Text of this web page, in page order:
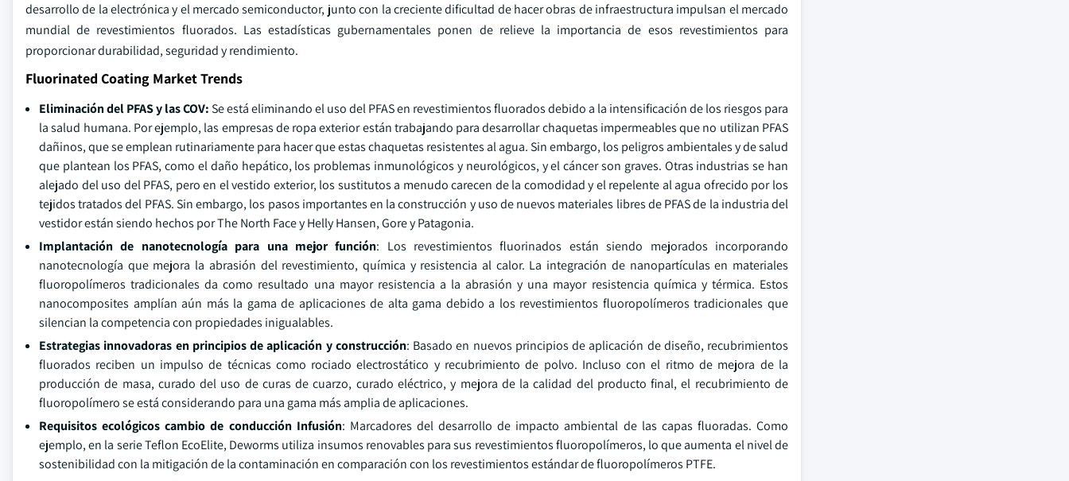
desarrollo de la electrónica y el mercado semiconductor, junto con la creciente dificultad de hacer obras de infraestructura impulsan el mercado
mundial de revestimientos fluorados. Las estadísticas gubernamentales ponen de relieve la importancia de esos revestimientos para
proporcionar durabilidad, seguridad y rendimiento.
Fluorinated Coating Market Trends
Eliminación del PFAS y las COV:Se está eliminando el uso del PFAS en revestimientos fluorados debido a la intensificación de los riesgos para
la salud humana. Por ejemplo, las empresas de ropa exterior están trabajando para desarrollar chaquetas impermeables que no utilizan PFAS
dañinos, que se emplean rutinariamente para hacer que estas chaquetas resistentes al agua. Sin embargo, los peligros ambientales y de salud
que plantean los PFAS, como el daño hepático, los problemas inmunológicos y neurológicos, y el cáncer son graves. Otras industrias se han
alejado del uso del PFAS, pero en el vestido exterior, los sustitutos a menudo carecen de la comodidad y el repelente al agua ofrecido por los
tejidos tratados del PFAS. Sin embargo, los pasos importantes en la construcción y uso de nuevos materiales libres de PFAS de la industria del
vestidor están siendo hechos por The North Face y Helly Hansen, Gore y Patagonia.
Implantación de nanotecnología para una mejor función: Los revestimientos fluorinados están siendo mejorados incorporando
nanotecnología que mejora la abrasión del revestimiento, química y resistencia al calor. La integración de nanopartículas en materiales
fluoropolímeros tradicionales da como resultado una mayor resistencia a la abrasión y una mayor resistencia química y térmica. Estos
nanocomposites amplían aún más la gama de aplicaciones de alta gama debido a los revestimientos fluoropolímeros tradicionales que
silencian la competencia con propiedades inigualables.
Estrategias innovadoras en principios de aplicación y construcción: Basado en nuevos principios de aplicación de diseño, recubrimientos
fluorados reciben un impulso de técnicas como rociado electrostático y recubrimiento de polvo. Incluso con el ritmo de mejora de la
producción de masa, curado del uso de curas de cuarzo, curado eléctrico, y mejora de la calidad del producto final, el recubrimiento de
fluoropolímero se está considerando para una gama más amplia de aplicaciones.
Requisitos ecológicos cambio de conducción Infusión: Marcadores del desarrollo de impacto ambiental de las capas fluoradas. Como
ejemplo, en la serie Teflon EcoElite, Deworms utiliza insumos renovables para sus revestimientos fluoropolímeros, lo que aumenta el nivel de
sostenibilidad con la mitigación de la contaminación en comparación con los revestimientos estándar de fluoropolímeros PTFE.